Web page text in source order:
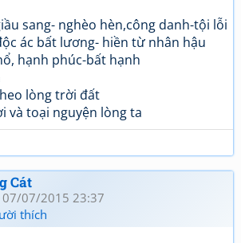
sang- nghèo hèn,công danh-tội lỗi
ác bất lương- hiền từ nhân hậu
hạnh phúc-bất hạnh
lòng trời đất
và toại nguyện lòng ta
Cát
07/07/2015 23:37
thích